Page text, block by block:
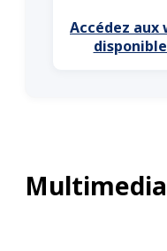
Accédez aux
Multimedia